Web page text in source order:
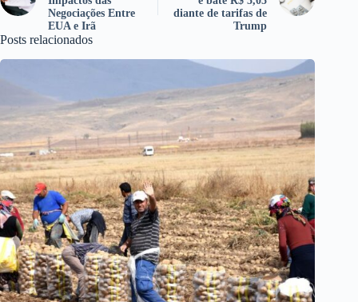
Negociações Entre
EUA e Irã
diante de tarifas de
Trump
Posts relacionados